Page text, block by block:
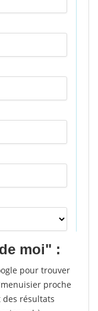
moi" :
pour trouver
proche
résultats